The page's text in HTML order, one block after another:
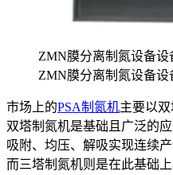
ZMN膜分离制氮设备设
ZMN膜分离制氮设备设
市场上的PSA制氮机主要以双
双塔制氮机是基础且广泛的
吸附、均压、解吸实现连续
而三塔制氮机则是在此基础